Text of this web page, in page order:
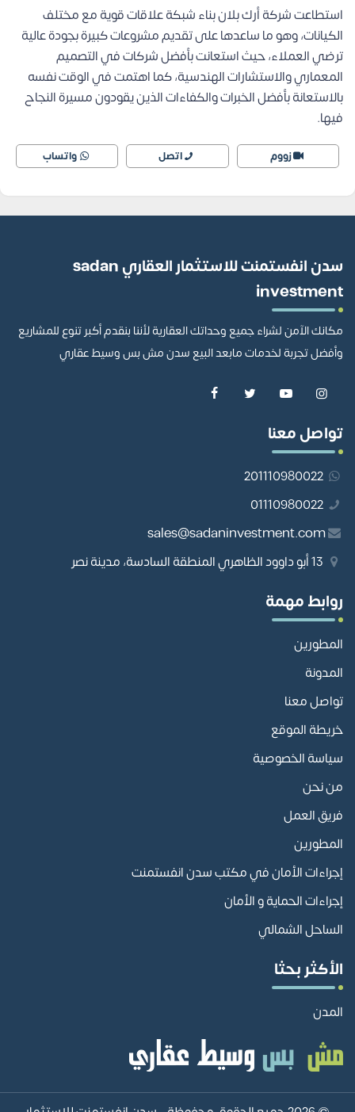
استطاعت شركة أرك بلان بناء شبكة علاقات قوية مع مختلف
الكيانات، وهو ما ساعدها على تقديم مشروعات كبيرة بجودة عالية
ترضي العملاء، حيث استعانت بأفضل شركات في التصميم
المعماري والاستشارات الهندسية، كما اهتمت في الوقت نفسه
بالاستعانة بأفضل الخبرات والكفاءات الذين يقودون مسيرة النجاح
فيها.
زووم اتصل واتساب
سدن انفستمنت للاستثمار العقاري sadan
investment
مكانك الآمن لشراء جميع وحداتك العقارية لأننا بنقدم أكبر تنوع للمشاريع
وأفضل تجربة لخدمات مابعد البيع سدن مش بس وسيط عقاري
تواصل معنا
201110980022
01110980022
sales@sadaninvestment.com
روابط مهمة
المطورين
المدونة
تواصل معنا
خريطة الموقع
سياسة الخصوصية
من نحن
فريق العمل
المطورين
إجراءات الأمان في مكتب سدن انفستمنت
إجراءات الحماية و الأمان
الساحل الشمالي
الأكثر بحثا
المدن